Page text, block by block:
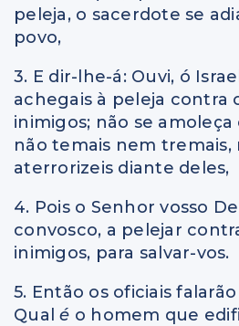
peleja, o sacerdote se
povo,
3. E dir-lhe-á: Ouvi, ó
achegais à peleja contra
inimigos; não se amoleça
não temais nem tremais,
aterrorizeis diante deles,
4. Pois o Senhor vosso
convosco, a pelejar
inimigos, para salvar-vos.
5. Então os oficiais
Qualé o homem que